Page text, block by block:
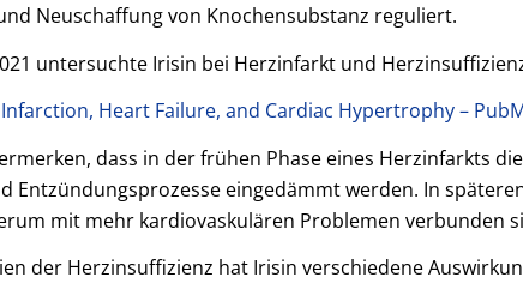
Neuschaffung von Knochensubstanz reguliert.
untersuchte Irisin bei Herzinfarkt und
Heart Failure, and Cardiac Hypertrophy –
dass in der frühen Phase eines Herzinfarkts
Entzündungsprozesse eingedämmt werden. In
mit mehr kardiovaskulären Problemen verbunden
der Herzinsuffizienz hat Irisin verschiedene